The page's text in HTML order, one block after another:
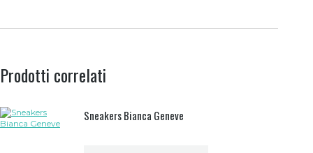
Prodotti correlati
Sneakers Bianca Geneve